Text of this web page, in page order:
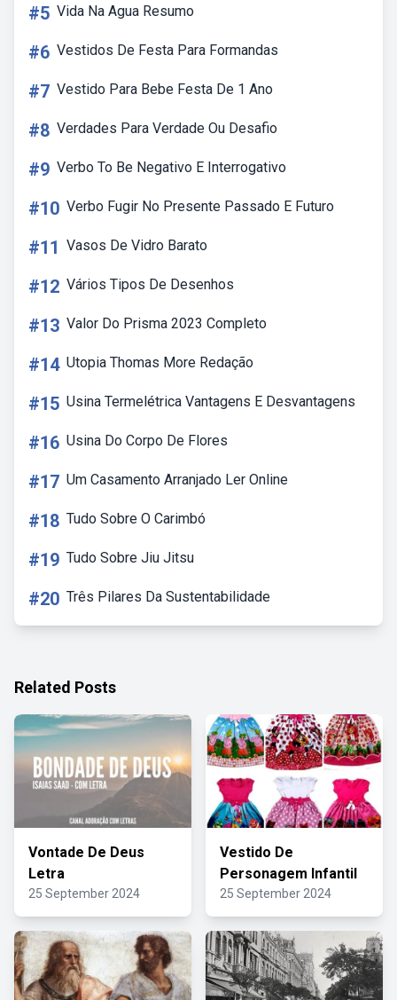
#5 Vida Na Agua Resumo
#6 Vestidos De Festa Para Formandas
#7 Vestido Para Bebe Festa De 1 Ano
#8 Verdades Para Verdade Ou Desafio
#9 Verbo To Be Negativo E Interrogativo
#10 Verbo Fugir No Presente Passado E Futuro
#11 Vasos De Vidro Barato
#12 Vários Tipos De Desenhos
#13 Valor Do Prisma 2023 Completo
#14 Utopia Thomas More Redação
#15 Usina Termelétrica Vantagens E Desvantagens
#16 Usina Do Corpo De Flores
#17 Um Casamento Arranjado Ler Online
#18 Tudo Sobre O Carimbó
#19 Tudo Sobre Jiu Jitsu
#20 Três Pilares Da Sustentabilidade
Related Posts
Vontade De Deus
Letra
25 September 2024
Vestido De
Personagem Infantil
25 September 2024